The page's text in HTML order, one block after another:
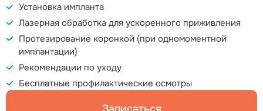
Установка импланта
Лазерная обработка для ускоренного приживления
Протезирование коронкой (при одномоментной
имплантации)
Рекомендации по уходу
Бесплатные профилактические осмотры